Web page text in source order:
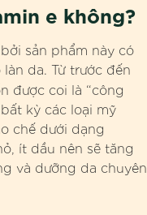
e không?
sản phẩm này có
da. Từ trước đến
được coi là “công
kỳ các loại mỹ
chế dưới dạng
ít dầu nên sẽ tăng
và dưỡng da chuyên